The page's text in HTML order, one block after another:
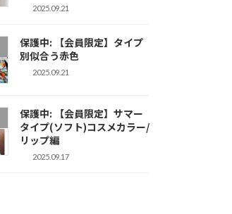
2025.09.21
保護中: 【会員限定】タイプ
別似合う赤色
2025.09.21
保護中: 【会員限定】サマー
タイプ(ソフト)コスメカラー/
リップ編
2025.09.17